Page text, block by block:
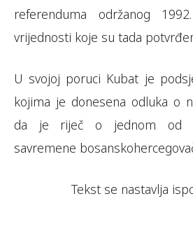
referenduma održanog
vrijednosti koje su tada
U svojoj poruci Kubat je
kojima je donesena odluka o
da je riječ o jednom od
savremene
Tekst se nastavlja